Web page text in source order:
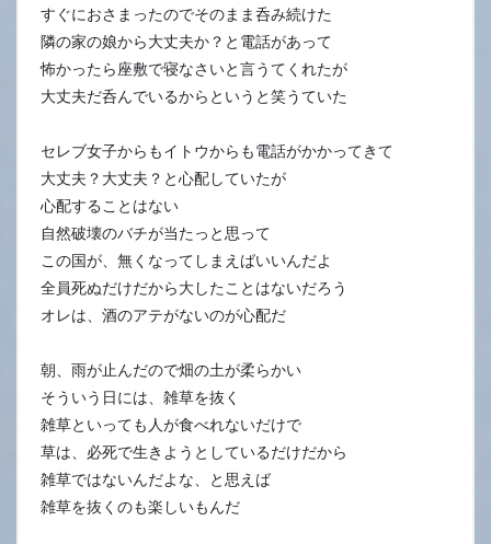
すぐにおさまったのでそのまま呑み続けた
隣の家の娘から大丈夫か？と電話があって
怖かったら座敷で寝なさいと言うてくれたが
大丈夫だ呑んでいるからというと笑うていた
セレブ女子からもイトウからも電話がかかってきて
大丈夫？大丈夫？と心配していたが
心配することはない
自然破壊のバチが当たっと思って
この国が、無くなってしまえばいいんだよ
全員死ぬだけだから大したことはないだろう
オレは、酒のアテがないのが心配だ
朝、雨が止んだので畑の土が柔らかい
そういう日には、雑草を抜く
雑草といっても人が食べれないだけで
草は、必死で生きようとしているだけだから
雑草ではないんだよな、と思えば
雑草を抜くのも楽しいもんだ